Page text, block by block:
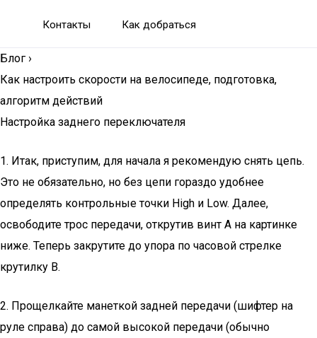
Контакты Как добраться
Блог ›
Как настроить скорости на велосипеде, подготовка,
алгоритм действий
Настройка заднего переключателя
1. Итак, приступим, для начала я рекомендую снять цепь.
Это не обязательно, но без цепи гораздо удобнее
определять контрольные точки High и Low. Далее,
освободите трос передачи, открутив винт А на картинке
ниже. Теперь закрутите до упора по часовой стрелке
крутилку В.
2. Прощелкайте манеткой задней передачи (шифтер на
руле справа) до самой высокой передачи (обычно